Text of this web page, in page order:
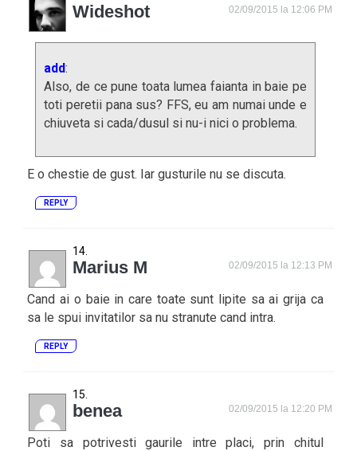
Wideshot 02/09/2015 la 12:06 PM
add:
Also, de ce pune toata lumea faianta in baie pe
toti peretii pana sus? FFS, eu am numai unde e
chiuveta si cada/dusul si nu-i nici o problema.
E o chestie de gust. Iar gusturile nu se discuta.
REPLY
Marius M 02/09/2015 la 12:13 PM
Cand ai o baie in care toate sunt lipite sa ai grija ca
sa le spui invitatilor sa nu stranute cand intra.
REPLY
benea 02/09/2015 la 12:20 PM
Poti sa potrivesti gaurile intre placi, prin chitul